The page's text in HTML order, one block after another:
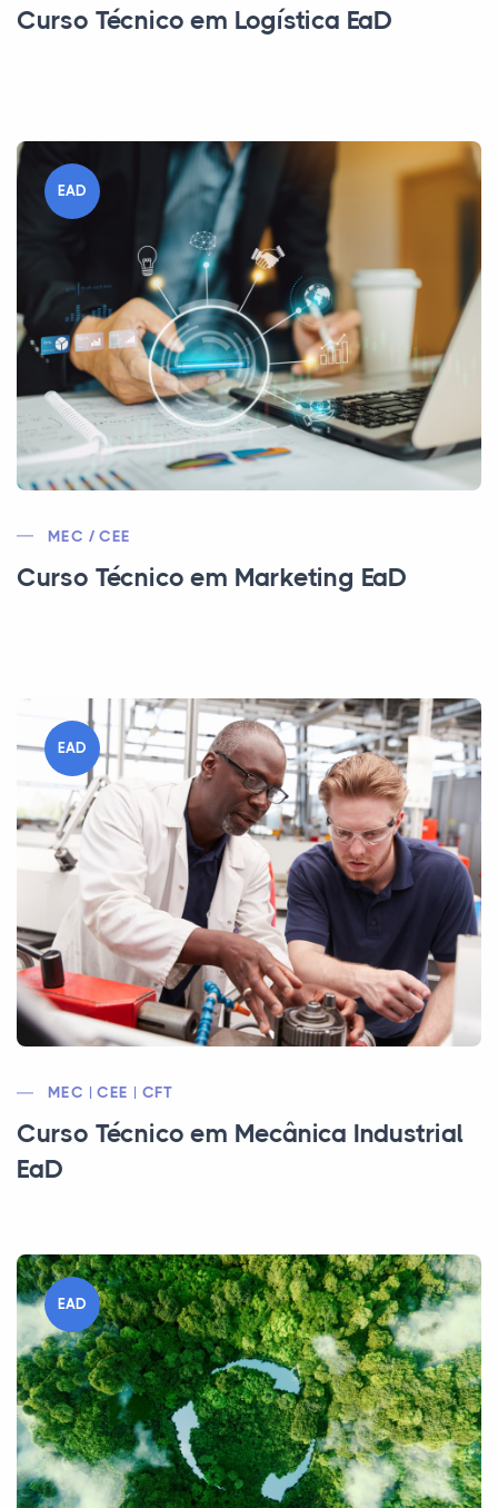
Curso Técnico em Logística EaD
EAD
MEC / CEE
Curso Técnico em Marketing EaD
EAD
MEC | CEE | CFT
Curso Técnico em Mecânica Industrial
EaD
EAD